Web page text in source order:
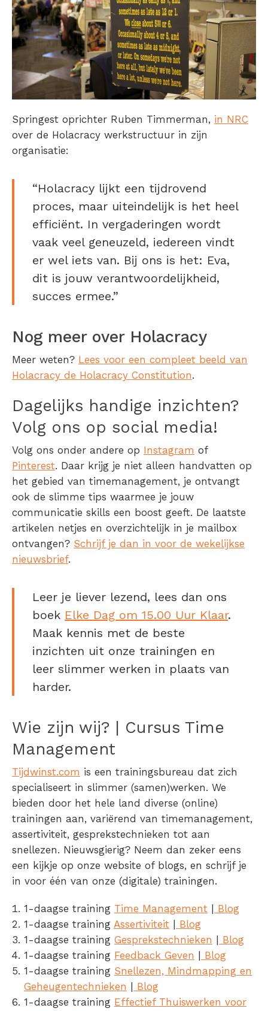
Springest oprichter Ruben Timmerman, in NRC
over de Holacracy werkstructuur in zijn
organisatie:
“Holacracy lijkt een tijdrovend
proces, maar uiteindelijk is het heel
efficiënt. In vergaderingen wordt
vaak veel geneuzeld, iedereen vindt
er wel iets van. Bij ons is het: Eva,
dit is jouw verantwoordelijkheid,
succes ermee.”
Nog meer over Holacracy
Meer weten? Lees voor een compleet beeld van
Holacracy de Holacracy Constitution.
Dagelijks handige inzichten?
Volg ons op social media!
Volg ons onder andere op Instagram of
Pinterest. Daar krijg je niet alleen handvatten op
het gebied van timemanagement, je ontvangt
ook de slimme tips waarmee je jouw
communicatie skills een boost geeft. De laatste
artikelen netjes en overzichtelijk in je mailbox
ontvangen? Schrijf je dan in voor de wekelijkse
nieuwsbrief.
Leer je liever lezend, lees dan ons
boek Elke Dag om 15.00 Uur Klaar.
Maak kennis met de beste
inzichten uit onze trainingen en
leer slimmer werken in plaats van
harder.
Wie zijn wij? | Cursus Time
Management
Tijdwinst.com is een trainingsbureau dat zich
specialiseert in slimmer (samen)werken. We
bieden door het hele land diverse (online)
trainingen aan, variërend van timemanagement,
assertiviteit, gesprekstechnieken tot aan
snellezen. Nieuwsgierig? Neem dan zeker eens
een kijkje op onze website of blogs, en schrijf je
in voor één van onze (digitale) trainingen.
1-daagse training Time Management
Blog
1-daagse training Assertiviteit
Blog
1-daagse training Gesprekstechnieken
Blog
1-daagse training Feedback Geven
Blog
1-daagse training Snellezen, Mindmapping en
Geheugentechnieken
Blog
1-daagse training Effectief Thuiswerken voor